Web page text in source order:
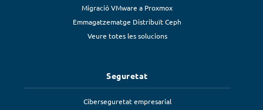
Migració VMware a Proxmox
Emmagatzematge Distribuït Ceph
Veure totes les solucions
Seguretat
Ciberseguretat empresarial